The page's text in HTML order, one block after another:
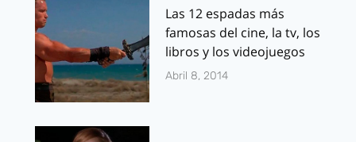
Las 12 espadas más
famosas del cine, la tv, los
libros y los videojuegos
Abril 8, 2014